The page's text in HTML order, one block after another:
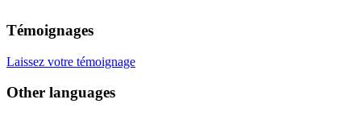
Témoignages
Laissez votre témoignage
Other languages